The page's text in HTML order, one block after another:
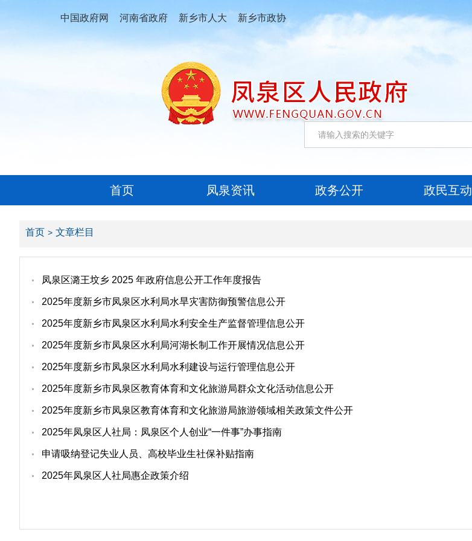
中国政府网 河南省政府 新乡市人大 新乡市政协
首页 凤泉资讯 政务公开 政民互动
首页 文章栏目
凤泉区潞王坟乡 2025 年政府信息公开工作年度报告
2025年度新乡市凤泉区水利局水旱灾害防御预警信息公开
2025年度新乡市凤泉区水利局水利安全生产监督管理信息公开
2025年度新乡市凤泉区水利局河湖长制工作开展情况信息公开
2025年度新乡市凤泉区水利局水利建设与运行管理信息公开
2025年度新乡市凤泉区教育体育和文化旅游局群众文化活动信息公开
2025年度新乡市凤泉区教育体育和文化旅游局旅游领域相关政策文件公开
2025年凤泉区人社局：凤泉区个人创业“一件事”办事指南
申请吸纳登记失业人员、高校毕业生社保补贴指南
2025年凤泉区人社局惠企政策介绍